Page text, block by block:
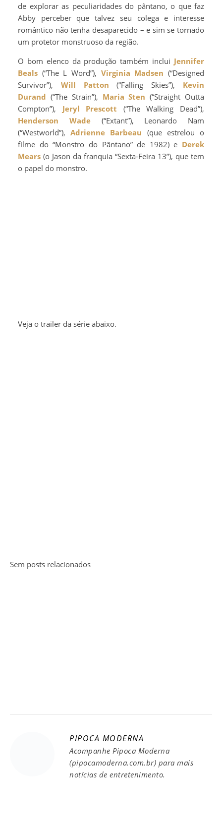
de explorar as peculiaridades do pântano, o que faz
Abby perceber que talvez seu colega e interesse
romântico não tenha desaparecido – e sim se tornado
um protetor monstruoso da região.
O bom elenco da produção também inclui Jennifer
Beals (“The L Word”), Virginia Madsen (“Designed
Survivor”), Will Patton (“Falling Skies”), Kevin
Durand (“The Strain”), Maria Sten (“Straight Outta
Compton”), Jeryl Prescott (“The Walking Dead”),
Henderson Wade(“Extant”), Leonardo Nam
(“Westworld”),Adrienne Barbeau (que estrelou o
filme do “Monstro do Pântano” de 1982) e Derek
Mears (o Jason da franquia “Sexta-Feira 13”), que tem
o papel do monstro.
Veja o trailer da série abaixo.
Sem posts relacionados
PIPOCA MODERNA
Acompanhe Pipoca Moderna
(pipocamoderna.com.br) para mais
notícias de entretenimento.